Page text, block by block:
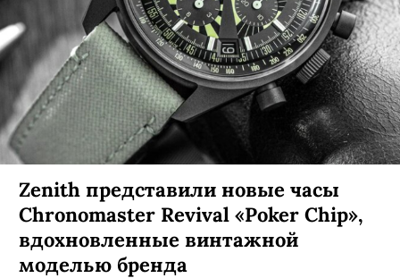
Zenith представили новые часы
Chronomaster Revival «Poker Chip»,
вдохновленные винтажной
моделью бренда